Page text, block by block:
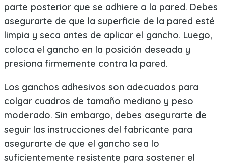
parte posterior que se adhiere a la pared. Debes
asegurarte de que la superficie de la pared esté
limpia y seca antes de aplicar el gancho. Luego,
coloca el gancho en la posición deseada y
presiona firmemente contra la pared.
Los ganchos adhesivos son adecuados para
colgar cuadros de tamaño mediano y peso
moderado. Sin embargo, debes asegurarte de
seguir las instrucciones del fabricante para
asegurarte de que el gancho sea lo
suficientemente resistente para sostener el